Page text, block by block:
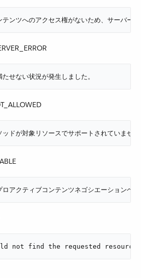
テンツへのアクセス権がないため、サーバー
せない状況が発生しました。
ッドが対象リソースでサポートされていませ
ロアクティブコンテンツネゴシエーションヘ
not find the requested resource. (サー